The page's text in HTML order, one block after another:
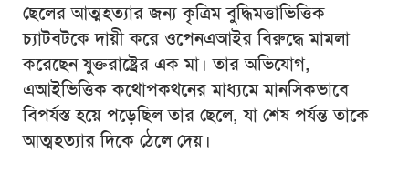
ছেলের আত্মহত্যার জন্য কৃত্রিম বুদ্ধিমত্তাভিত্তিক
চ্যাটবটকে দায়ী করে ওপেনএআইর বিরুদ্ধে মামলা
করেছেন যুক্তরাষ্ট্রের এক মা। তার অভিযোগ,
এআইভিত্তিক কথোপকথনের মাধ্যমে মানসিকভাবে
বিপর্যস্ত হয়ে পড়েছিল তার ছেলে, যা শেষ পর্যন্ত তাকে
আত্মহত্যার দিকে ঠেলে দেয়।